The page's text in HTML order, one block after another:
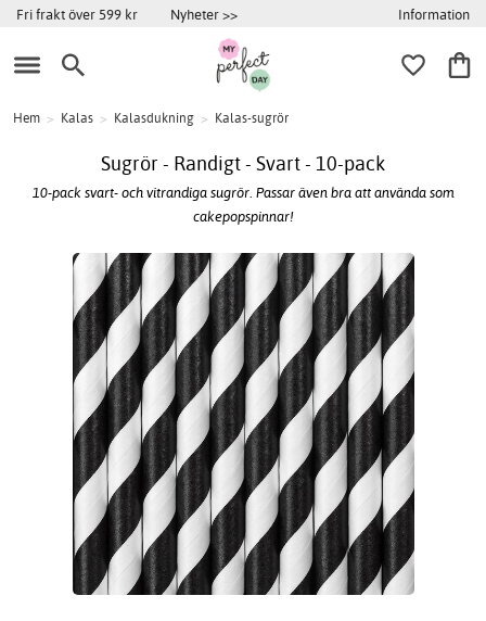
Fri frakt över 599 kr Nyheter >> Information
Hem > Kalas > Kalasdukning > Kalas-sugrör
Sugrör - Randigt - Svart - 10-pack
10-pack svart- och vitrandiga sugrör. Passar även bra att använda som
cakepopspinnar!